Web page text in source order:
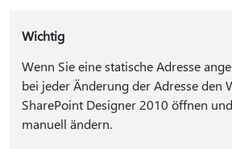
Wichtig
Wenn Sie eine statische Adresse
bei jeder Änderung der Adresse den
SharePoint Designer 2010 öffnen
manuell ändern.